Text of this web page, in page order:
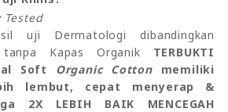
uji Dermatologi dibandingkan
Kapas Organik TERBUKTI
Soft Organic Cottonmemiliki
lembut, cepat menyerap &
2X LEBIH BAIK MENCEGAH